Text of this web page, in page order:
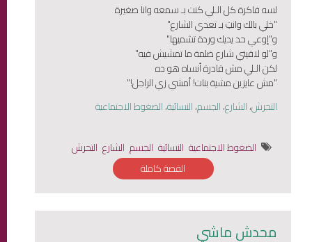
لسه فاكرة كل الـلي كنت بـ سمعه وانا صغيرة
"خلي بالك وانتِ بـ تعدي الشارع"
و"إوعي حد يديك وردة تشميها"
و"لو لاقيتي شارع ضلمة ما تمشيش فيه"
لكن الـلي مش قادرة أنساه هو ده
"مش عايزين مشية بنات! أمشي زي الراجل!"
التحرش،الشارع،الجسم،النسائية،الضغوط الاجتماعية
الضغوط الاجتماعية النسائية الجسم الشارع التحرش
القصة كاملة
محدش ماشي